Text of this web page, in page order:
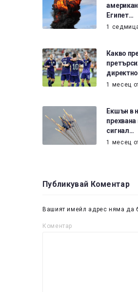
Египет…
1
Какво
1 месец
Екшън в
сигнал…
1 месец
Публикувай Коментар
Вашият имейл адрес няма да
Коментар